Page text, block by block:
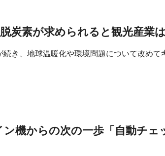
炭素が求められると観光産業
続き、地球温暖化や環境問題について改め
機からの次の一歩「自動チェ